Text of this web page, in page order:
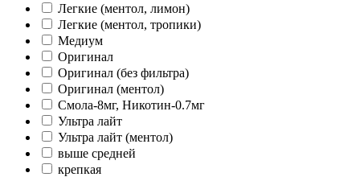
Легкие (ментол, лимон)
Легкие (ментол, тропики)
Медиум
Оригинал
Оригинал (без фильтра)
Оригинал (ментол)
Смола-8мг, Никотин-0.7мг
Ультра лайт
Ультра лайт (ментол)
выше средней
крепкая